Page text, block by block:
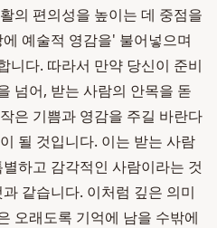
의 편의성을 높이는 데 중점을
예술적 영감을' 불어넣으며
니다. 따라서 만약 당신이 준비
넘어, 받는 사람의 안목을 돋
은 기쁨과 영감을 주길 바란다
될 것입니다. 이는 받는 사람
하고 감각적인 사람이라는 것
같습니다. 이처럼 깊은 의미
오래도록 기억에 남을 수밖에